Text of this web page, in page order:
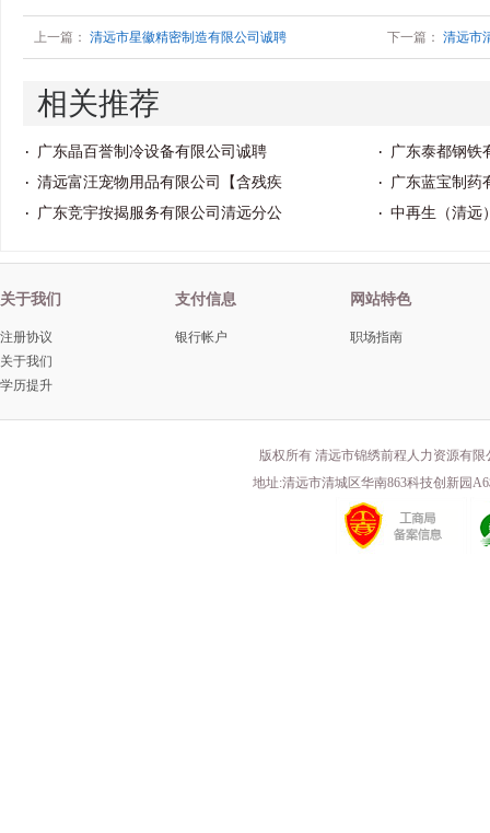
上一篇： 清远市星徽精密制造有限公司诚聘 下一篇： 清远市
相关推荐
广东晶百誉制冷设备有限公司诚聘
广东泰都钢铁
清远富汪宠物用品有限公司【含残疾
广东蓝宝制药
广东竞宇按揭服务有限公司清远分公
中再生（清远
关于我们
注册协议
关于我们
学历提升
支付信息
银行帐户
网站特色
职场指南
版权所有 清远市锦绣前程人力资源有限
地址:清远市清城区华南863科技创新园A6